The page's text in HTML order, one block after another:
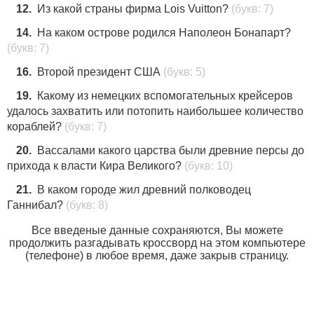
12. Из какой страны фирма Lois Vuitton? (букв: 7)
14. На каком острове родился Наполеон Бонапарт?
(букв: 7)
16. Второй президент США (букв: 5)
19. Какому из немецких вспомогательных крейсеров
удалось захватить или потопить наибольшее количество
кораблей? (букв: 7)
20. Вассалами какого царства были древние персы до
прихода к власти Кира Великого? (букв: 10)
21. В каком городе жил древний полководец
Ганнибал? (букв: 8)
Все введеные данные сохраняются, Вы можете
продолжить разгадывать кроссворд на этом компьютере
(телефоне) в любое время, даже закрыв страницу.